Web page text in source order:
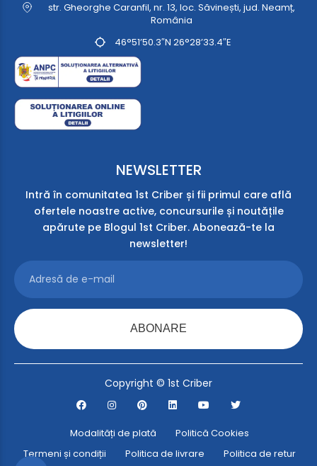
str. Gheorghe Caranfil, nr. 13, loc. Săvinești, jud. Neamț,
România
46°51’50.3″N 26°28’33.4″E
NEWSLETTER
Intră în comunitatea 1st Criber și fii primul care află
ofertele noastre active, concursurile și noutățile
apărute pe Blogul 1st Criber. Abonează-te la
newsletter!
ABONARE
Copyright © 1st Criber
Modalități de plată
Politică Cookies
Termeni și condiții
Politica de livrare Politica de retur